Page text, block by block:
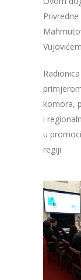
komora,
i
u
regiji.